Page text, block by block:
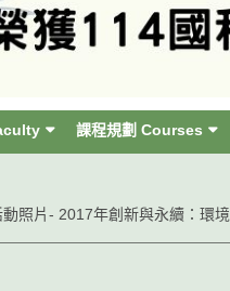
課程規劃 Courses